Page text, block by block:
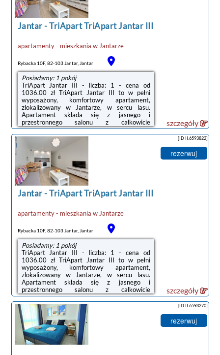
Jantar-TriApart TriApart Jantar III
apartamenty - mieszkania w Jantarze
Rybacka 10F, 82-103 Jantar, Jantar
Posiadamy: 1 pokój
TriApart Jantar III - liczba: 1 - cena od
1036.00 zł TriApart Jantar III to w pełni
wyposażony, komfortowy apartament,
zlokalizowany w Jantarze, w sercu lasu.
Apartament składa się z jasnego i
przestronnego salonu z całkowicie
wyposażoną kuchnią, niezależnej sypialni
oraz łazienki z kabiną prysznicową. Do
apartamentu należy także słoneczny balkon
ze stolikiem i krzesłami oraz przedpokój z
dużą szafą, zaopatrzoną w sprzęt do
plażowania. Do apartamentu przynależy
bezpłatne miejsce w hali garażowej, wi-fi dla
gości. Jest także możliwość korzystania z
rowerów. Apartament ...
szczegóły
Jantar-TriApart TriApart Jantar III
apartamenty - mieszkania w Jantarze
Rybacka 10F, 82-103 Jantar, Jantar
Posiadamy: 1 pokój
TriApart Jantar III - liczba: 1 - cena od
1036.00 zł TriApart Jantar III to w pełni
wyposażony, komfortowy apartament,
zlokalizowany w Jantarze, w sercu lasu.
Apartament składa się z jasnego i
przestronnego salonu z całkowicie
wyposażoną kuchnią, niezależnej sypialni
oraz łazienki z kabiną prysznicową. Do
apartamentu należy także słoneczny balkon
ze stolikiem i krzesłami oraz przedpokój z
dużą szafą, zaopatrzoną w sprzęt do
plażowania. Do apartamentu przynależy
bezpłatne miejsce w hali garażowej, wi-fi dla
[ID II.6593822]
rezerwuj
szczegóły
[ID II.6593270]
rezerwuj